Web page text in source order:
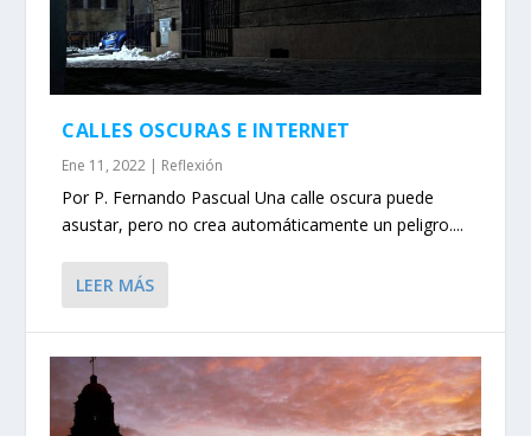
CALLES OSCURAS E INTERNET
Ene 11, 2022 | Reflexión
Por P. Fernando Pascual Una calle oscura puede
asustar, pero no crea automáticamente un peligro....
LEER MÁS